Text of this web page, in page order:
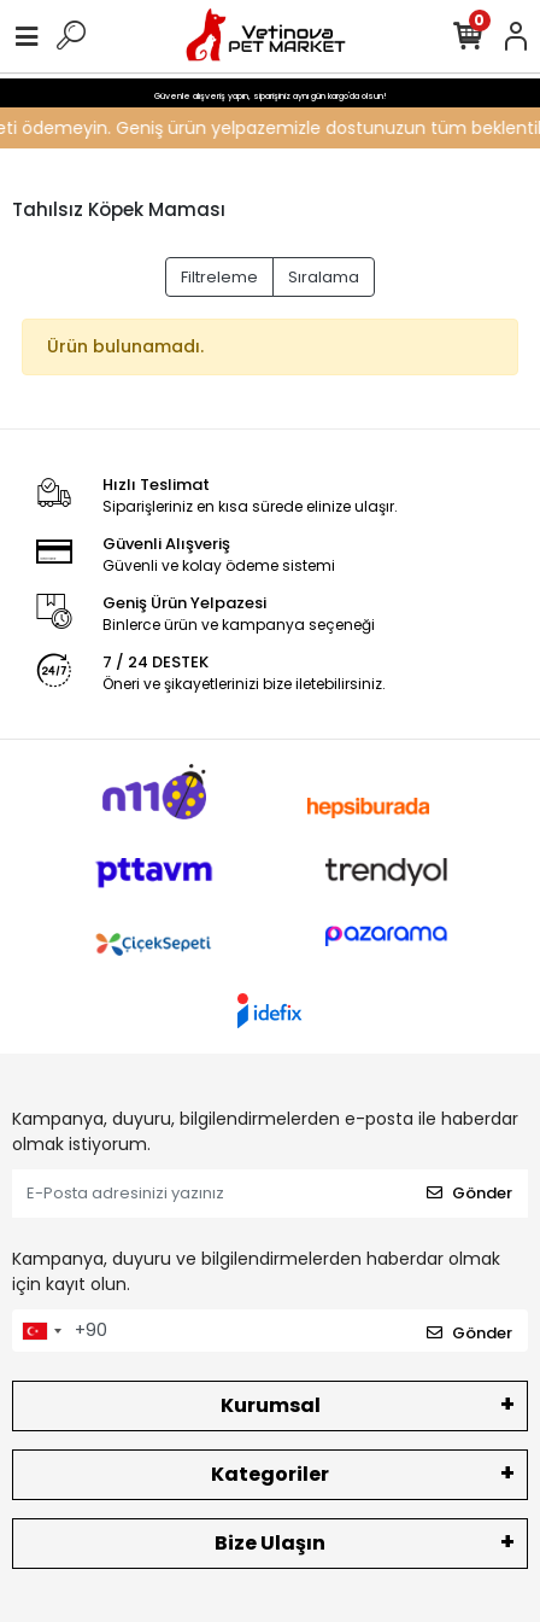
Güvenle alışveriş yapın, siparişiniz aynı gün kargo'da olsun!
ödemeyin. Geniş ürün yelpazemizle dostunuzun tüm
0
Tahılsız Köpek Maması
Filtreleme Sıralama
Ürün bulunamadı.
Hızlı Teslimat
Siparişleriniz en kısa sürede elinize ulaşır.
Güvenli Alışveriş
Güvenli ve kolay ödeme sistemi
Geniş Ürün Yelpazesi
Binlerce ürün ve kampanya seçeneği
7 / 24 DESTEK
Öneri ve şikayetlerinizi bize iletebilirsiniz.
Kampanya, duyuru, bilgilendirmelerden e-posta ile haberdar
olmak istiyorum.
Gönder
Kampanya, duyuru ve bilgilendirmelerden haberdar olmak
için kayıt olun.
Gönder
Kurumsal
Kategoriler
Bize Ulaşın